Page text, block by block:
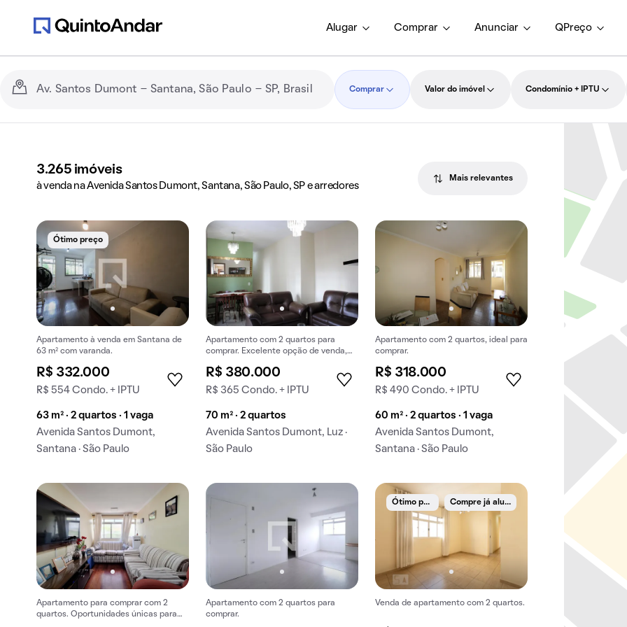
Alugar Comprar Anunciar QPreço
Comprar Valor do imóvel Condomínio + IPTU
3.265 imóveis
à venda na Avenida Santos Dumont, Santana, São Paulo, SP e arredores
Mais relevantes
Ótimo preço
Apartamento à venda em Santana de
63 m² com varanda.
R$ 332.000
R$ 554 Condo. + IPTU
63 m² · 2 quartos · 1 vaga
Avenida Santos Dumont,
Santana · São Paulo
Apartamento com 2 quartos para
comprar. Excelente opção de venda,
R$ 380.000
R$ 365 Condo. + IPTU
70 m² · 2 quartos
Avenida Santos Dumont, Luz ·
São Paulo
Apartamento com 2 quartos, ideal para
comprar.
R$ 318.000
R$ 490 Condo. + IPTU
60 m² · 2 quartos · 1 vaga
Avenida Santos Dumont,
Santana · São Paulo
Apartamento para comprar com 2
quartos. Oportunidades únicas para
Apartamento com 2 quartos para
comprar.
Ó
timo preço C
ompre já alugado
Venda de apartamento com 2 quartos.